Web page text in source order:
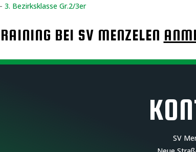
3. Bezirksklasse Gr.2/3er
BEI SV MENZELEN
SV